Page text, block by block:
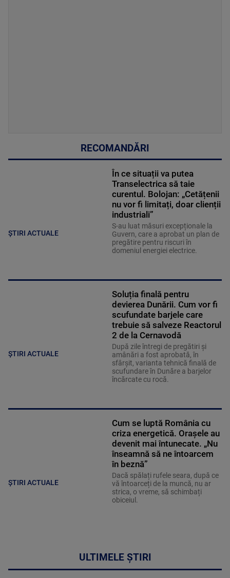
RECOMANDĂRI
ȘTIRI ACTUALE
În ce situații va putea
Transelectrica să taie
curentul. Bolojan: „Cetățenii
nu vor fi limitați, doar clienții
industriali”
S-au luat măsuri excepționale la
Guvern, care a aprobat un plan de
pregătire pentru riscuri în
domeniul energiei electrice.
ȘTIRI ACTUALE
Soluția finală pentru
devierea Dunării. Cum vor fi
scufundate barjele care
trebuie să salveze Reactorul
2 de la Cernavodă
După zile întregi de pregătiri și
amânări a fost aprobată, în
sfârșit, varianta tehnică finală de
scufundare în Dunăre a barjelor
încărcate cu rocă.
ȘTIRI ACTUALE
Cum se luptă România cu
criza energetică. Orașele au
devenit mai întunecate. „Nu
înseamnă să ne întoarcem
în beznă”
Dacă spălați rufele seara, după ce
vă întoarceți de la muncă, nu ar
strica, o vreme, să schimbați
obiceiul.
ULTIMELE ȘTIRI